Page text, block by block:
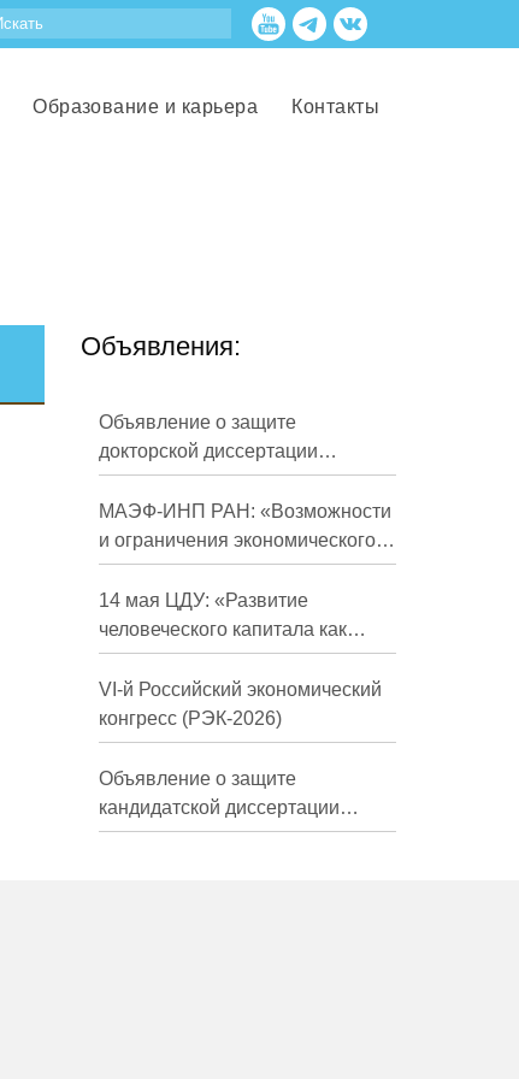
Образование и карьера Контакты
Объявления:
Объявление о защите
докторской диссертации
Кузнецова Михаила
Евгеньевича
МАЭФ-ИНП РАН: «Возможности
и ограничения экономического
развития России в средне- и
долгосрочной перспективе»
14 мая ЦДУ: «Развитие
человеческого капитала как
фактор экономического роста»
VI-й Российский экономический
конгресс (РЭК-2026)
Объявление о защите
кандидатской диссертации
Трындиной Николь Сергеевны